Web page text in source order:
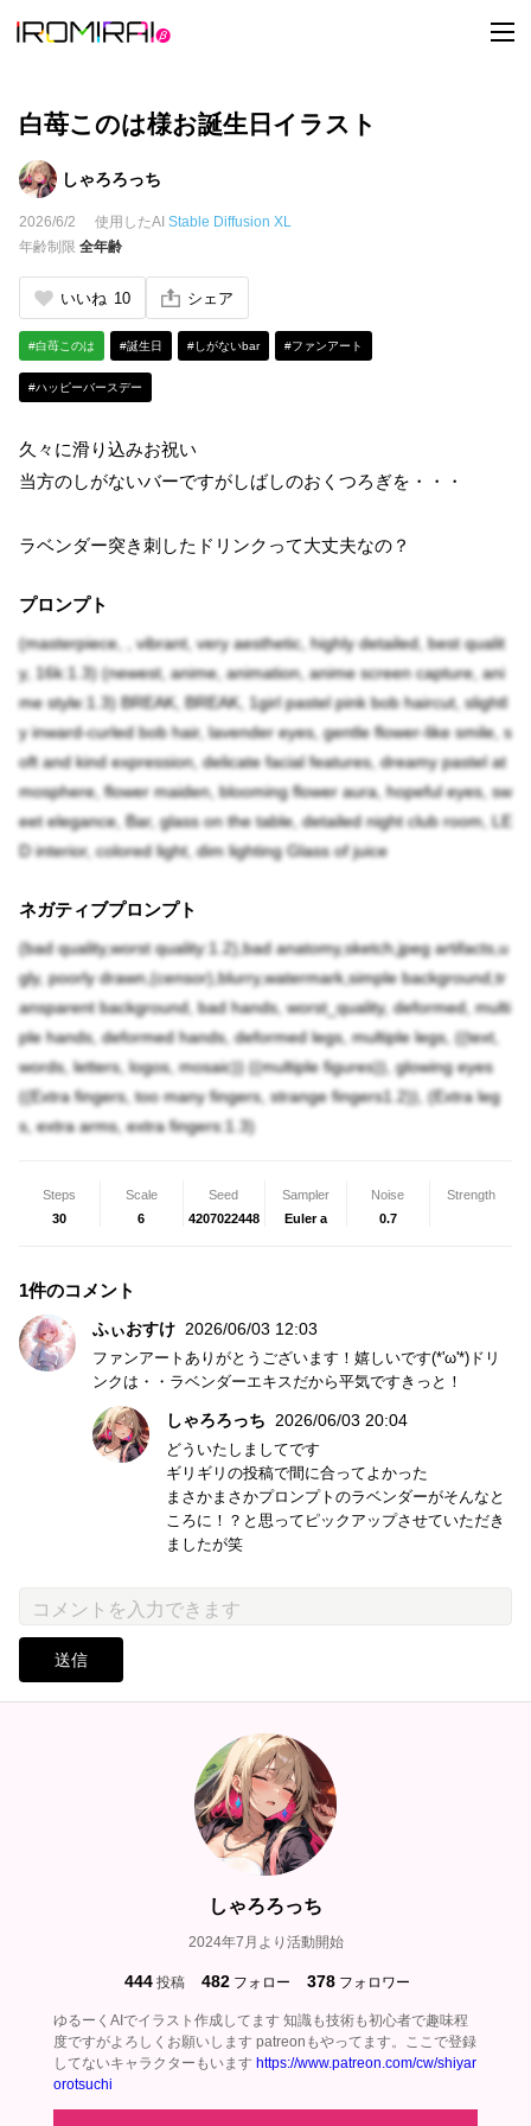
t
o
白苺このは様お誕生日イラスト
しゃろろっち
2026/6/2 使用したAI Stable Diffusion XL
年齢制限 全年齢
いいね 10 シェア
#白苺このは #誕生日 #しがないbar #ファンアート
#ハッピーバースデー
久々に滑り込みお祝い
当方のしがないバーですがしばしのおくつろぎを・・・
ラベンダー突き刺したドリンクって大丈夫なの？
プロンプト
(masterpiece, , vibrant, very aesthetic, highly detailed, best qualit
y, 16k:1.3) (newest, anime, animation, anime screen capture, ani
me style:1.3) BREAK, BREAK, 1girl pastel pink bob haircut, slightl
y inward-curled bob hair, lavender eyes, gentle flower-like smile, s
oft and kind expression, delicate facial features, dreamy pastel at
mosphere, flower maiden, blooming flower aura, hopeful eyes, sw
eet elegance, Bar, glass on the table, detailed night club room, LE
D interior, colored light, dim lighting Glass of juice
ネガティブプロンプト
(bad quality,worst quality:1.2),bad anatomy,sketch,jpeg artifacts,u
gly, poorly drawn,(censor),blurry,watermark,simple background,tr
ansparent background, bad hands, worst_quality, deformed, multi
ple hands, deformed hands, deformed legs, multiple legs, ((text,
words, letters, logos, mosaic)) ((multiple figures)), glowing eyes
((Extra fingers, too many fingers, strange fingers1.2)), (Extra leg
s, extra arms, extra fingers:1.3)
Steps
30
Scale
6
Seed
4207022448
Sampler
Euler a
Noise
0.7
Strength
1件のコメント
ふぃおすけ 2026/06/03 12:03
ファンアートありがとうございます！嬉しいです(*'ω'*)ドリ
ンクは・・ラベンダーエキスだから平気ですきっと！
しゃろろっち 2026/06/03 20:04
どういたしましてです
ギリギリの投稿で間に合ってよかった
まさかまさかプロンプトのラベンダーがそんなと
ころに！？と思ってピックアップさせていただき
ましたが笑
送信
しゃろろっち
2024年7月より活動開始
444 投稿 482 フォロー 378 フォロワー
ゆるーくAIでイラスト作成してます 知識も技術も初心者で趣味程
度ですがよろしくお願いします patreonもやってます。ここで登録
してないキャラクターもいます https://www.patreon.com/cw/shiyar
orotsuchi